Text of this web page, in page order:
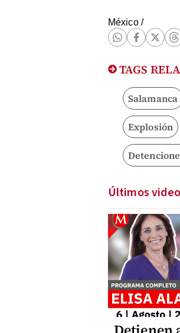
México/
TAGS
Salamanca
Explosión
Últimos